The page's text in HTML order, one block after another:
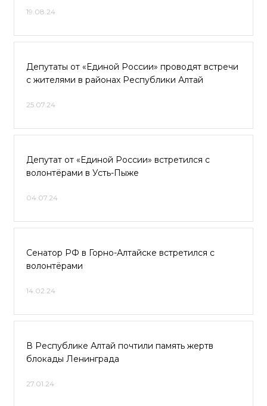
19.08.24
Депутаты от «Единой России» проводят встречи
с жителями в районах Республики Алтай
25.07.24
Депутат от «Единой России» встретился с
волонтёрами в Усть-Пыже
04.07.24
Сенатор РФ в Горно-Алтайске встретился с
волонтёрами
14.02.24
В Республике Алтай почтили память жертв
блокады Ленинграда
27.01.24